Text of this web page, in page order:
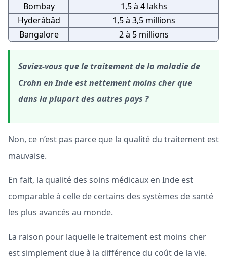
Bombay
1,5 à 4 lakhs
Hyderâbâd
1,5 à 3,5 millions
Bangalore
2 à 5 millions
Saviez-vous que le traitement de la maladie de
Crohn en Inde est nettement moins cher que
dans la plupart des autres pays ?
Non, ce n’est pas parce que la qualité du traitement est
mauvaise.
En fait, la qualité des soins médicaux en Inde est
comparable à celle de certains des systèmes de santé
les plus avancés au monde.
La raison pour laquelle le traitement est moins cher
est simplement due à la différence du coût de la vie.